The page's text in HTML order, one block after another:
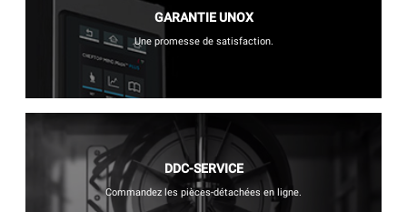
GARANTIE UNOX
Une promesse de satisfaction.
DDC-SERVICE
Commandez les pièces-détachées en ligne.